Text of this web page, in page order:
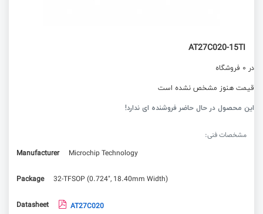
AT27C020-15TI
در 0 فروشگاه
قیمت هنوز مشخص نشده است
این محصول در حال حاضر فروشنده ای ندارد!
مشخصات فنی:
Manufacturer
Microchip Technology
Package 32-TFSOP (0.724", 18.40mm Width)
Datasheet AT27C020